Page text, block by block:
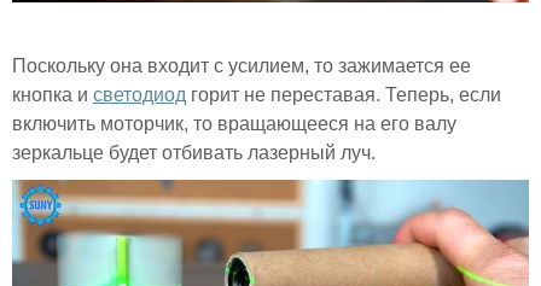
Поскольку она входит с усилием, то зажимается ее
кнопка и светодиод горит не переставая. Теперь, если
включить моторчик, то вращающееся на его валу
зеркальце будет отбивать лазерный луч.